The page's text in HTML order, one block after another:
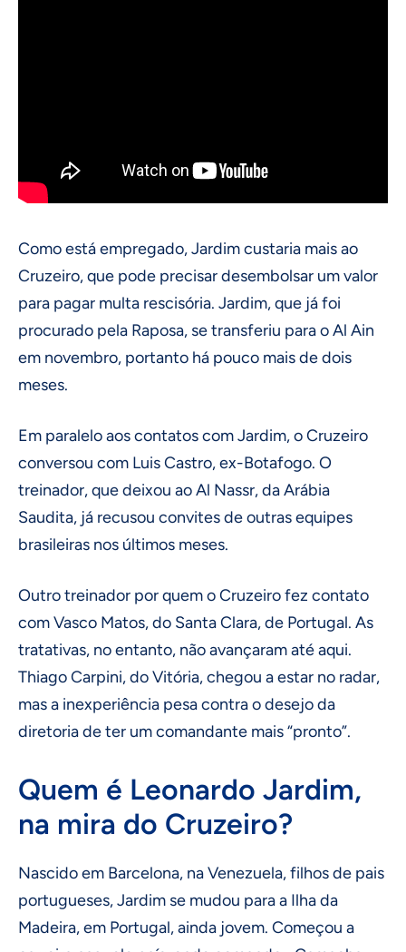
Como está empregado, Jardim custaria mais ao
Cruzeiro, que pode precisar desembolsar um valor
para pagar multa rescisória. Jardim, que já foi
procurado pela Raposa, se transferiu para o Al Ain
em novembro, portanto há pouco mais de dois
meses.
Em paralelo aos contatos com Jardim, o Cruzeiro
conversou com Luis Castro, ex-Botafogo. O
treinador, que deixou ao Al Nassr, da Arábia
Saudita, já recusou convites de outras equipes
brasileiras nos últimos meses.
Outro treinador por quem o Cruzeiro fez contato
com Vasco Matos, do Santa Clara, de Portugal. As
tratativas, no entanto, não avançaram até aqui.
Thiago Carpini, do Vitória, chegou a estar no radar,
mas a inexperiência pesa contra o desejo da
diretoria de ter um comandante mais “pronto”.
Quem é Leonardo Jardim,
na mira do Cruzeiro?
Nascido em Barcelona, na Venezuela, filhos de pais
portugueses, Jardim se mudou para a Ilha da
Madeira, em Portugal, ainda jovem. Começou a